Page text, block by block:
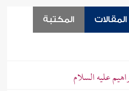
المقالات المكتبة
عليه السلام